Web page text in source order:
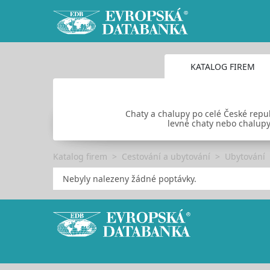
KATALOG FIREM
Chaty a chalupy po celé České
levné chaty nebo
Katalog firem Cestování a ubytování Ubytování
Nebyly nalezeny žádné poptávky.